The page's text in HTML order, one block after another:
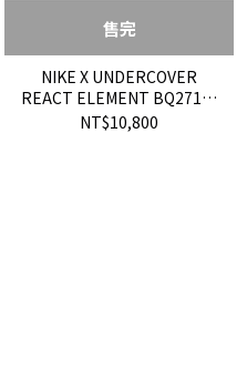
售完
NIKE X UNDERCOVER
REACT ELEMENT BQ2718-
200 慢跑鞋 鞋子 聯名 現貨
NT$10,800